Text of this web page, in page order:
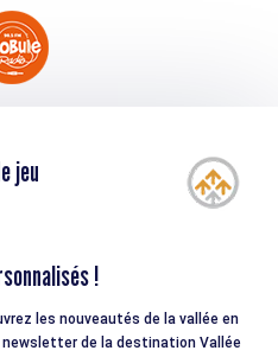
jeu
!
les nouveautés de la vallée en
de la destination Vallée